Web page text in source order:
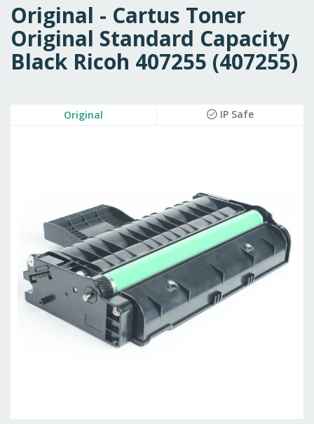
Original - Cartus Toner
Original Standard Capacity
Black Ricoh 407255 (407255)
Original IP Safe